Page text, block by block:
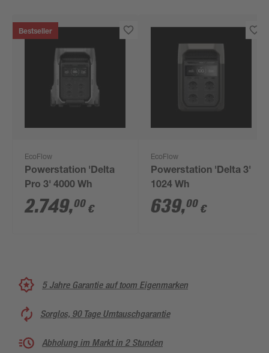
Bestseller
EcoFlow
Powerstation 'Delta
Pro 3' 4000 Wh
2.749,00 €
EcoFlow
Powerstation 'Delta 3'
1024 Wh
639,00 €
5 Jahre Garantie auf toom Eigenmarken
Sorglos, 90 Tage Umtauschgarantie
Abholung im Markt in 2 Stunden